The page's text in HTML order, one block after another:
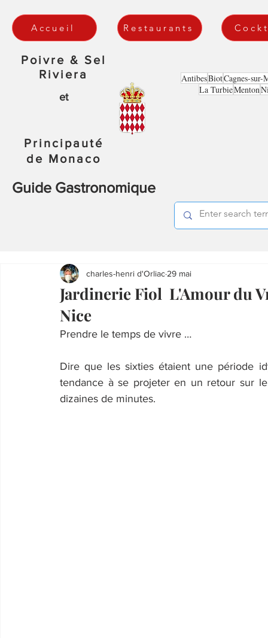
Accueil Restaurants
Poivre & Sel
Riviera
et
Principauté
de Monaco
Guide Gastronomique
AntibesBiotCagnes-sur-
La TurbieMenton
Jardinerie Fiol L'Amour du
Nice
charles-henri d'Orliac 29 mai
Prendre le temps de vivre …
Dire que les sixties étaient une période
tendance à se projeter en un retour sur
dizaines de minutes.